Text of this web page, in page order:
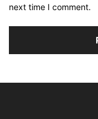
next time I comment.